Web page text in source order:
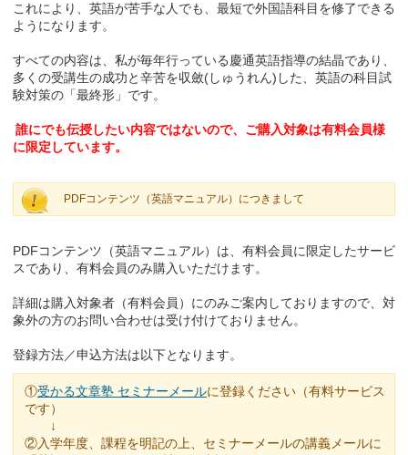
これにより、英語が苦手な人でも、最短で外国語科目を修了できる
ようになります。
すべての内容は、私が毎年行っている慶通英語指導の結晶であり、
多くの受講生の成功と辛苦を収斂(しゅうれん)した、英語の科目試
験対策の「最終形」です。
誰にでも伝授したい内容ではないので、ご購入対象は有料会員様
に限定しています。
PDFコンテンツ（英語マニュアル）につきまして
PDFコンテンツ（英語マニュアル）は、有料会員に限定したサービ
スであり、有料会員のみ購入いただけます。
詳細は購入対象者（有料会員）にのみご案内しておりますので、対
象外の方のお問い合わせは受け付けておりません。
登録方法／申込方法は以下となります。
①受かる文章塾 セミナーメールに登録ください（有料サービス
です）
↓
②入学年度、課程を明記の上、セミナーメールの講義メールに